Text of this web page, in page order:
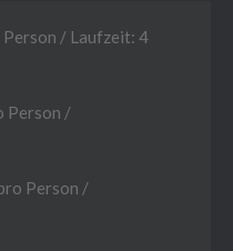
/ Laufzeit: 4
Person /
Person /